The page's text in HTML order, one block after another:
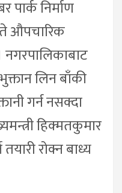
निर्माण
औपचारिक
नगरपालिकाबाट
लिन बाँकी
गर्न नसक्दा
हिक्मतकुमार
रोक्न बाध्य